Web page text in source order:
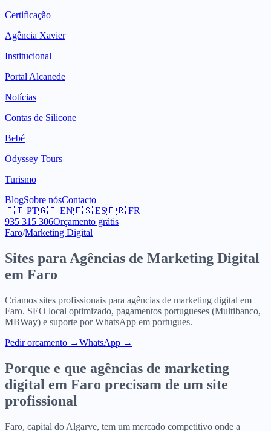
Certificação
Agência Xavier
Institucional
Portal Alcanede
Notícias
Contas de Silicone
Bebé
Odyssey Tours
Turismo
BlogSobre nósContacto
🇵🇹 PT🇬🇧 EN🇪🇸 ES🇫🇷 FR
935 315 306Orçamento grátis
Faro/Marketing Digital
Sites para Agências de Marketing Digital
em Faro
Criamos sites profissionais para agências de marketing digital em
Faro. SEO local optimizado, pagamentos portugueses (Multibanco,
MBWay) e suporte por WhatsApp em portugues.
Pedir orcamento →WhatsApp →
Porque e que agências de marketing
digital em Faro precisam de um site
profissional
Faro, capital do Algarve, tem um mercado competitivo onde a